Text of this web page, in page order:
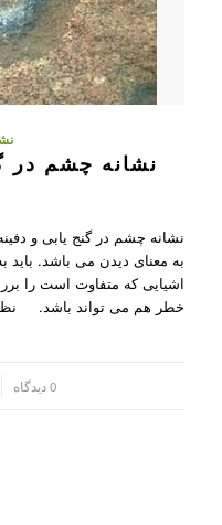
نشانه چشم در
نشانه چشم در گنج یابی و
به معنای دیدن می باشد.
اشیایی که متفاوت است را
خطر هم می تواند باشد.
0 دیدگاه